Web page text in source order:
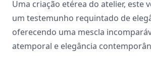
Uma criação etérea do atelier, este
um testemunho requintado de
oferecendo uma mescla
atemporal e elegância